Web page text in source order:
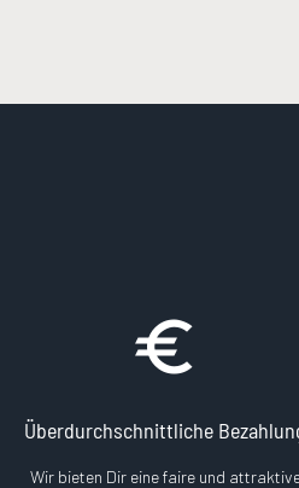
Überdurchschnittliche
Wir bieten Dir eine faire und